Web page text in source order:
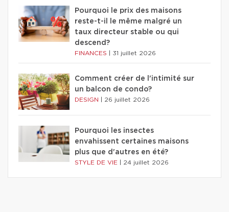
Pourquoi le prix des maisons
reste-t-il le même malgré un
taux directeur stable ou qui
descend?
FINANCES 31 juillet 2026
Comment créer de l'intimité sur
un balcon de condo?
DESIGN 26 juillet 2026
Pourquoi les insectes
envahissent certaines maisons
plus que d'autres en été?
STYLE DE VIE 24 juillet 2026